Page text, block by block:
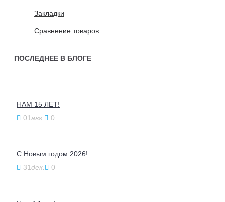
Закладки
Сравнение товаров
ПОСЛЕДНЕЕ В БЛОГЕ
НАМ 15 ЛЕТ!
01авг. 0
С Новым годом 2026!
31дек. 0